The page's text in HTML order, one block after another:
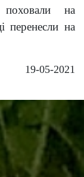
на
перенесли на
19-05-2021